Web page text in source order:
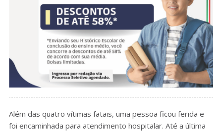
Além das quatro vítimas fatais, uma pessoa ficou ferida e
foi encaminhada para atendimento hospitalar. Até a última